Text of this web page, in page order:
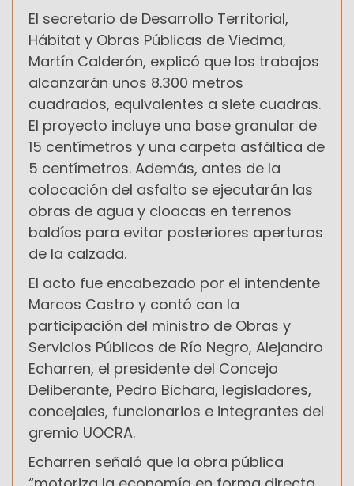
El secretario de Desarrollo Territorial,
Hábitat y Obras Públicas de Viedma,
Martín Calderón, explicó que los trabajos
alcanzarán unos 8.300 metros
cuadrados, equivalentes a siete cuadras.
El proyecto incluye una base granular de
15 centímetros y una carpeta asfáltica de
5 centímetros. Además, antes de la
colocación del asfalto se ejecutarán las
obras de agua y cloacas en terrenos
baldíos para evitar posteriores aperturas
de la calzada.
El acto fue encabezado por el intendente
Marcos Castro y contó con la
participación del ministro de Obras y
Servicios Públicos de Río Negro, Alejandro
Echarren, el presidente del Concejo
Deliberante, Pedro Bichara, legisladores,
concejales, funcionarios e integrantes del
gremio UOCRA.
Echarren señaló que la obra pública